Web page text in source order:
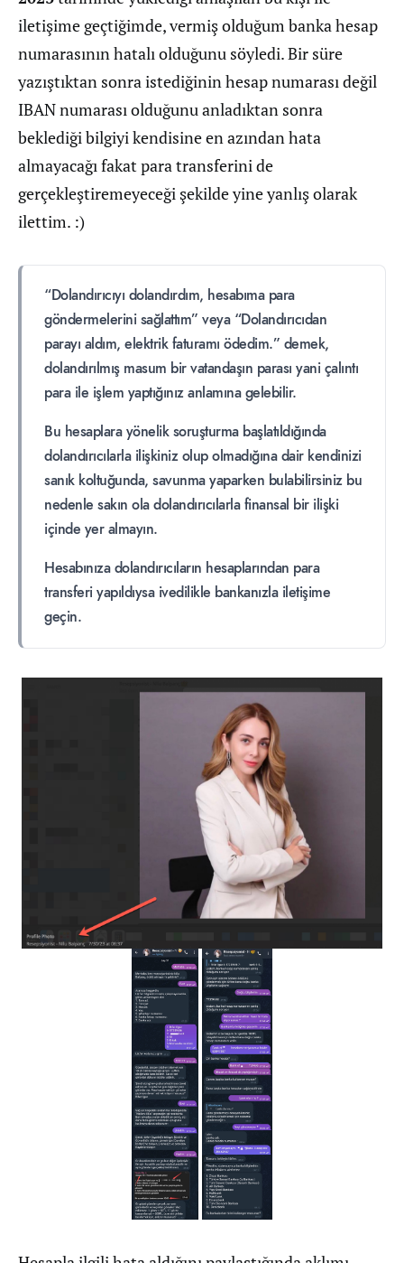
iletişime geçtiğimde, vermiş olduğum banka hesap
numarasının hatalı olduğunu söyledi. Bir süre
yazıştıktan sonra istediğinin hesap numarası değil
IBAN numarası olduğunu anladıktan sonra
beklediği bilgiyi kendisine en azından hata
almayacağı fakat para transferini de
gerçekleştiremeyeceği şekilde yine yanlış olarak
ilettim. :)
“Dolandırıcıyı dolandırdım, hesabıma para
göndermelerini sağlattım” veya “Dolandırıcıdan
parayı aldım, elektrik faturamı ödedim.” demek,
dolandırılmış masum bir vatandaşın parası yani çalıntı
para ile işlem yaptığınız anlamına gelebilir.
Bu hesaplara yönelik soruşturma başlatıldığında
dolandırıcılarla ilişkiniz olup olmadığına dair kendinizi
sanık koltuğunda, savunma yaparken bulabilirsiniz bu
nedenle sakın ola dolandırıcılarla finansal bir ilişki
içinde yer almayın.
Hesabınıza dolandırıcıların hesaplarından para
transferi yapıldıysa ivedilikle bankanızla iletişime
geçin.